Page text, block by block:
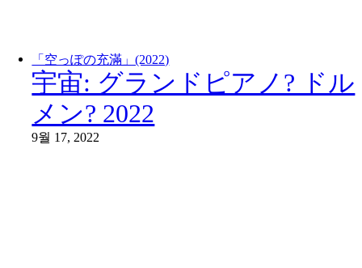
「空っぽの充滿」(2022)
宇宙: グランドピアノ? ドル
メン? 2022
9월 17, 2022